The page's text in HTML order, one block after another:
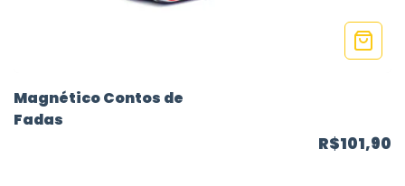
Magnético Contos de
Fadas
R$101,90